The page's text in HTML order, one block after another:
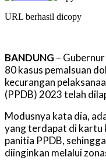
URL berhasil dicopy
BANDUNG –
80 kasus pemalsuan
kecurangan
(PPDB) 2023 telah
Modusnya kata dia,
yang terdapat di kartu
panitia PPDB,
diinginkan melalui